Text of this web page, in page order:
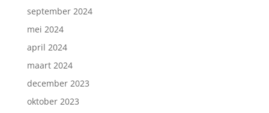
september 2024
mei 2024
april 2024
maart 2024
december 2023
oktober 2023